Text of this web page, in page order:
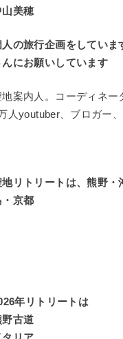
山美穂
人の旅行企画をしていま
んにお願いしています
地案内人。コーディネー
人youtuber、ブロガー、
地リトリートは、熊野・
・京都
年リトリートは
野古道